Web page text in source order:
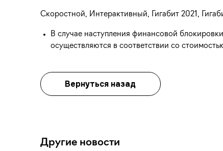
Скоростной, Интерактивный, Гигабит 2021,
В случае наступления финансовой
осуществляются в соответствии со
Вернуться назад
Другие новости